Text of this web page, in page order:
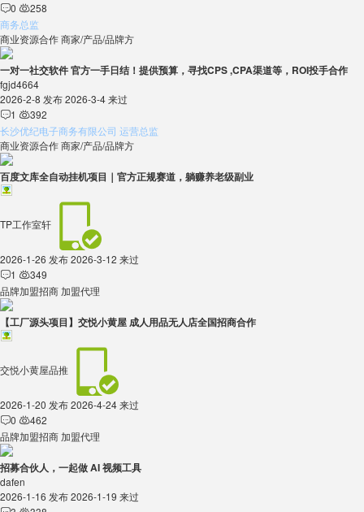
0 258
商务总监
商业资源合作商家/产品/品牌方
一对一社交软件 官方一手日结！提供预算，寻找CPS ,CPA渠道等，ROI投手合作
fgjd4664
2026-2-8 发布2026-3-4 来过
1 392
长沙优纪电子商务有限公司 运营总监
商业资源合作商家/产品/品牌方
百度文库全自动挂机项目｜官方正规赛道，躺赚养老级副业
TP工作室轩
2026-1-26 发布2026-3-12 来过
1 349
品牌加盟招商加盟代理
【工厂源头项目】交悦小黄屋 成人用品无人店全国招商合作
交悦小黄屋品推
2026-1-20 发布2026-4-24 来过
0 462
品牌加盟招商加盟代理
招募合伙人，一起做 AI 视频工具
dafen
2026-1-16 发布2026-1-19 来过